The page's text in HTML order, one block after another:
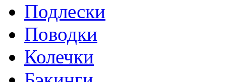
Подлески
Поводки
Колечки